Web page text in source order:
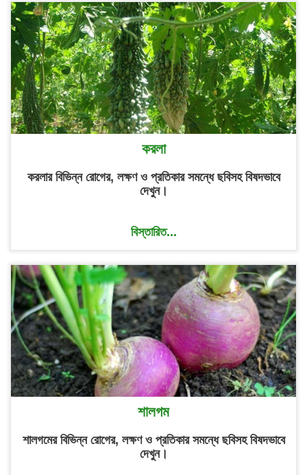
করলা
করলার বিভিন্ন রোগের, লক্ষণ ও প্রতিকার সমন্ধে ছবিসহ বিষদভাবে
দেখুন।
বিস্তারিত...
শালগম
শালগমের বিভিন্ন রোগের, লক্ষণ ও প্রতিকার সমন্ধে ছবিসহ বিষদভাবে
দেখুন।